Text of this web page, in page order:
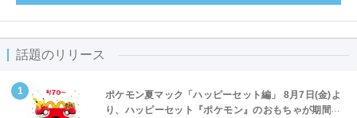
話題のリリース
ポケモン夏マック「ハッピーセット編」 8月7日(金)よ
り、ハッピーセット『ポケモン』のおもちゃが期間限